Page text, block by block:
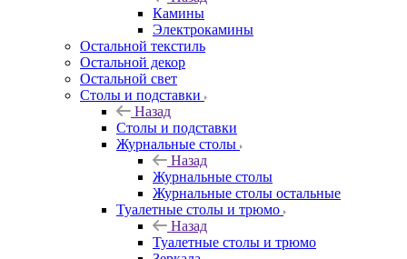
Камины
Электрокамины
Остальной текстиль
Остальной декор
Остальной свет
Столы и подставки
Назад
Столы и подставки
Журнальные столы
Назад
Журнальные столы
Журнальные столы остальные
Туалетные столы и трюмо
Назад
Туалетные столы и трюмо